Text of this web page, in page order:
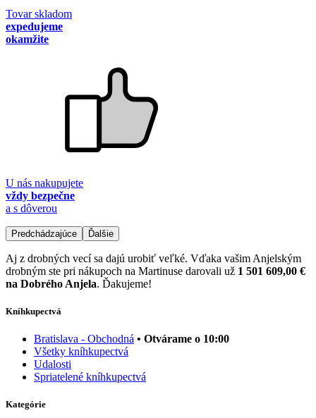
Tovar skladom
expedujeme
okamžite
U nás nakupujete
vždy bezpečne
a s dôverou
Predchádzajúce Ďalšie
Aj z drobných vecí sa dajú urobiť veľké. Vďaka vašim Anjelským
drobným ste pri nákupoch na Martinuse darovali už 1 501 609,00 €
na Dobrého Anjela. Ďakujeme!
Kníhkupectvá
Bratislava - Obchodná • Otvárame o 10:00
Všetky kníhkupectvá
Udalosti
Spriatelené kníhkupectvá
Kategórie